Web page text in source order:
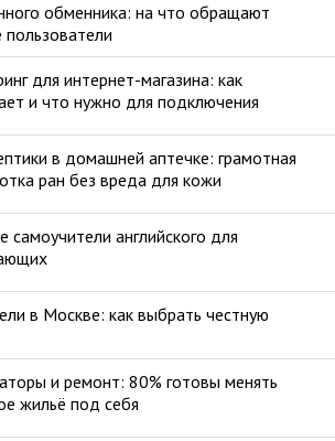
обменника: на что обращают
для интернет-магазина: как
и что нужно для подключения
в домашней аптечке: грамотная
ран без вреда для кожи
самоучители английского для
в Москве: как выбрать честную
и ремонт: 80% готовы менять
жильё под себя